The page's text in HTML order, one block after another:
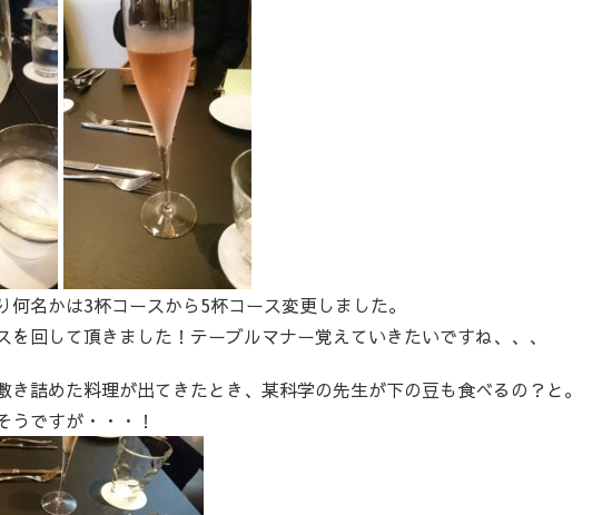
何名かは3杯コースから5杯コース変更しました。
を回して頂きました！テーブルマナー覚えていきたいですね、、、
き詰めた料理が出てきたとき、某科学の先生が下の豆も食べるの？と。
うですが・・・！